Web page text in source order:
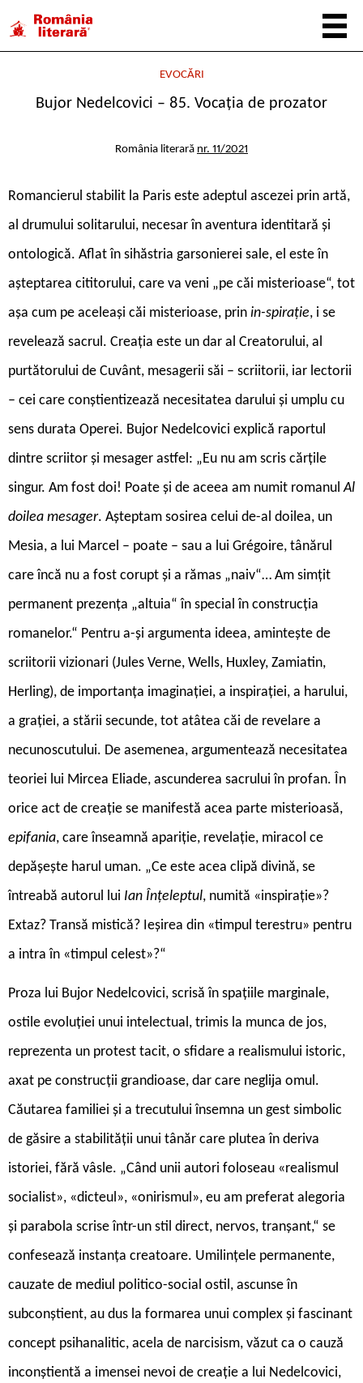
EVOCĂRI
Bujor Nedelcovici – 85. Vocația de prozator
România literară nr. 11/2021
Romancierul stabilit la Paris este adeptul ascezei prin artă,
al drumului solitarului, necesar în aventura identitară și
ontologică. Aflat în sihăstria garsonierei sale, el este în
așteptarea cititorului, care va veni „pe căi misterioase“, tot
așa cum pe aceleași căi misterioase, prin in-spirație, i se
revelează sacrul. Creația este un dar al Creatorului, al
purtătorului de Cuvânt, mesagerii săi – scriitorii, iar lectorii
– cei care conștientizează necesitatea darului și umplu cu
sens durata Operei. Bujor Nedelcovici explică raportul
dintre scriitor și mesager astfel: „Eu nu am scris cărțile
singur. Am fost doi! Poate și de aceea am numit romanulAl
doilea mesager. Așteptam sosirea celui de-al doilea, un
Mesia, a lui Marcel – poate – sau a lui Grégoire, tânărul
care încă nu a fost corupt și a rămas „naiv“… Am simțit
permanent prezența „altuia“ în special în construcția
romanelor.“ Pentru a-și argumenta ideea, amintește de
scriitorii vizionari (Jules Verne, Wells, Huxley, Zamiatin,
Herling), de importanța imaginației, a inspirației, a harului,
a grației, a stării secunde, tot atâtea căi de revelare a
necunoscutului. De asemenea, argumentează necesitatea
teoriei lui Mircea Eliade, ascunderea sacrului în profan. În
orice act de creație se manifestă acea parte misterioasă,
epifania, care înseamnă apariție, revelație, miracol ce
depășește harul uman. „Ce este acea clipă divină, se
întreabă autorul lui Ian Înțeleptul, numită «inspirație»?
Extaz? Transă mistică? Ieșirea din «timpul terestru» pentru
a intra în «timpul celest»?“
Proza lui Bujor Nedelcovici, scrisă în spațiile marginale,
ostile evoluției unui intelectual, trimis la munca de jos,
reprezenta un protest tacit, o sfidare a realismului istoric,
axat pe construcții grandioase, dar care neglija omul.
Căutarea familiei și a trecutului însemna un gest simbolic
de găsire a stabilității unui tânăr care plutea în deriva
istoriei, fără vâsle. „Când unii autori foloseau «realismul
socialist», «dicteul», «onirismul», eu am preferat alegoria
și parabola scrise într-un stil direct, nervos, tranșant,“ se
confesează instanța creatoare. Umilințele permanente,
cauzate de mediul politico-social ostil, ascunse în
subconștient, au dus la formarea unui complex și fascinant
concept psihanalitic, acela de narcisism, văzut ca o cauză
inconștientă a imensei nevoi de creație a lui Nedelcovici,